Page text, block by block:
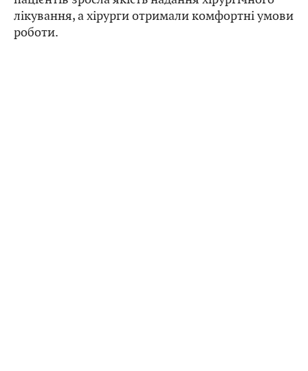
лікування, а хірурги отримали комфортні умови
роботи.